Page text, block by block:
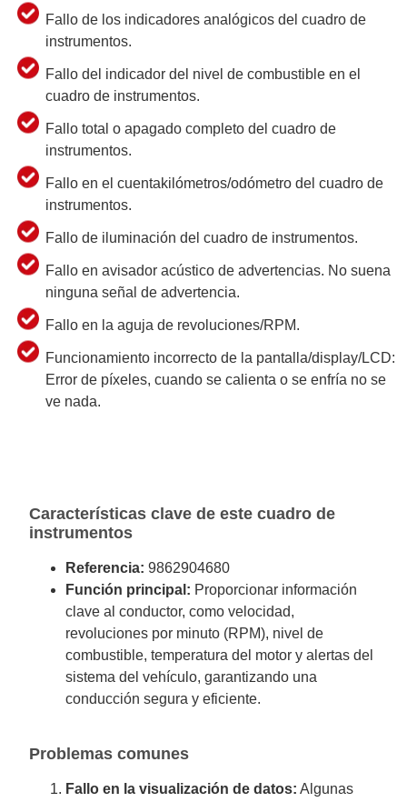
Fallo de los indicadores analógicos del cuadro de
instrumentos.
Fallo del indicador del nivel de combustible en el
cuadro de instrumentos.
Fallo total o apagado completo del cuadro de
instrumentos.
Fallo en el cuentakilómetros/odómetro del cuadro de
instrumentos.
Fallo de iluminación del cuadro de instrumentos.
Fallo en avisador acústico de advertencias. No suena
ninguna señal de advertencia.
Fallo en la aguja de revoluciones/RPM.
Funcionamiento incorrecto de la pantalla/display/LCD:
Error de píxeles, cuando se calienta o se enfría no se
ve nada.
Características clave de este cuadro de
instrumentos
Referencia: 9862904680
Función principal: Proporcionar información
clave al conductor, como velocidad,
revoluciones por minuto (RPM), nivel de
combustible, temperatura del motor y alertas del
sistema del vehículo, garantizando una
conducción segura y eficiente.
Problemas comunes
Fallo en la visualización de datos: Algunas